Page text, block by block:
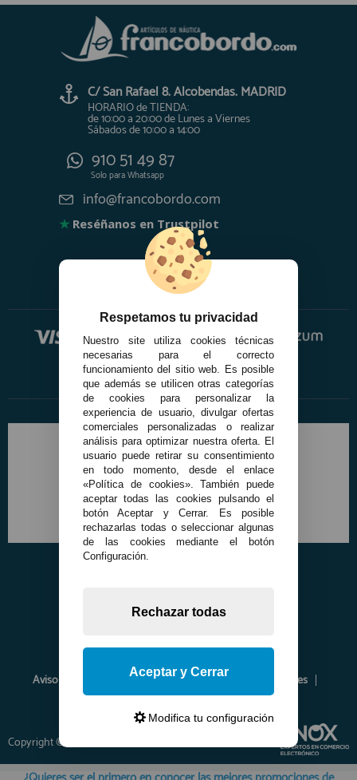
C/ San Rafael 8. Alcobendas. MADRID
HORARIO de TIENDA:
de 10:00 a 20:00 de Lunes a Viernes
Sábados de 10:00 a 14:00
910 51 49 87
Solo paraWhatsapp
info@francobordo.com
★ Reséñanos en Trustpilot
Aviso Legal Política de Privacidad
Política de Cookies
Envíos y Devoluciones
Opiniones
Copyright © 2026 www.francobordo.com
Respetamos tu privacidad
Nuestro site utiliza cookies técnicas
necesarias para el correcto
funcionamiento del sitio web. Es posible
que además se utilicen otras categorías
de cookies para personalizar la
experiencia de usuario, divulgar ofertas
comerciales personalizadas o realizar
análisis para optimizar nuestra oferta. El
usuario puede retirar su consentimiento
en todo momento, desde el enlace
«Política de cookies». También puede
aceptar todas las cookies pulsando el
botón Aceptar y Cerrar. Es posible
rechazarlas todas o seleccionar algunas
de las cookies mediante el botón
Configuración.
Rechazar todas
Aceptar y Cerrar
Modifica tu configuración